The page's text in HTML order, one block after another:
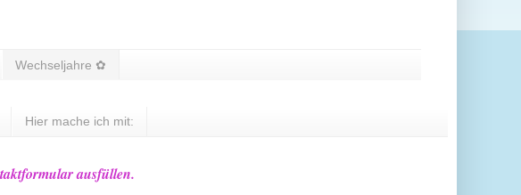
Wechseljahre ✿
Hier mache ich mit:
ausfüllen.